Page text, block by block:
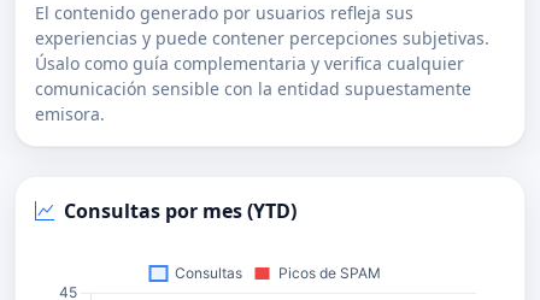
El contenido generado por usuarios refleja sus
experiencias y puede contener percepciones subjetivas.
Úsalo como guía complementaria y verifica cualquier
comunicación sensible con la entidad supuestamente
emisora.
Consultas por mes (YTD)